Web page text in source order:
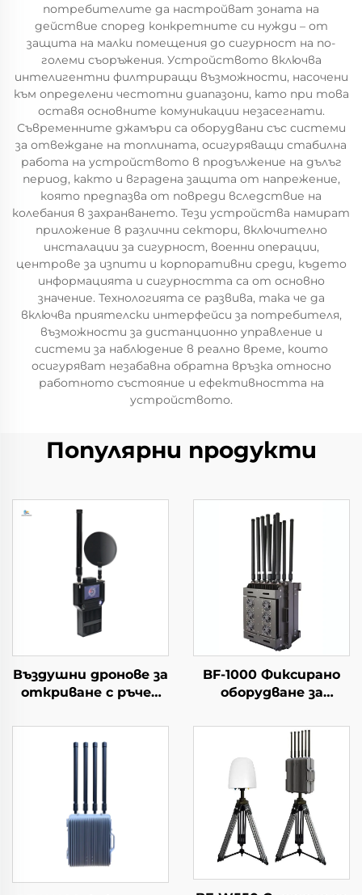
потребителите да настройват зоната на
действие според конкретните си нужди – от
защита на малки помещения до сигурност на по-
големи съоръжения. Устройството включва
интелигентни филтриращи възможности, насочени
към определени честотни диапазони, като при това
оставя основните комуникации незасегнати.
Съвременните джамъри са оборудвани със системи
за отвеждане на топлината, осигуряващи стабилна
работа на устройството в продължение на дълъг
период, както и вградена защита от напрежение,
която предпазва от повреди вследствие на
колебания в захранването. Тези устройства намират
приложение в различни сектори, включително
инсталации за сигурност, военни операции,
центрове за изпити и корпоративни среди, където
информацията и сигурността са от основно
значение. Технологията се развива, така че да
включва приятелски интерфейси за потребителя,
възможности за дистанционно управление и
системи за наблюдение в реално време, които
осигуряват незабавна обратна връзка относно
работното състояние и ефективността на
устройството.
Популярни продукти
Въздушни дронове за
откриване с ръчен
за защита от
дронове
детектор на
сигнали с голям
обхват за FPV
BF-1000 Фиксирано
оборудване за
противодроново
оборудване